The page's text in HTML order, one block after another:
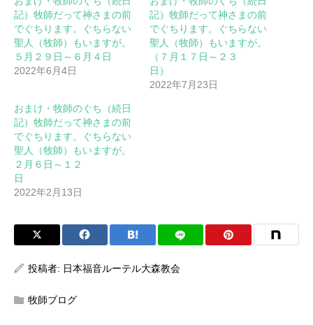
記）牧師だって神さまの前
でぐちります。ぐちらない
聖人（牧師）もいますが。
５月２９日～６月４日
2022年6月4日
記）牧師だって神さまの前
でぐちります。ぐちらない
聖人（牧師）もいますが。
（７月１７日～２３
日）
2022年7月23日
おまけ・牧師のぐち（続日
記）牧師だって神さまの前
でぐちります。ぐちらない
聖人（牧師）もいますが。
２月６日～１２
日
2022年2月13日
投稿者: 日本福音ルーテル大森教会
牧師ブログ